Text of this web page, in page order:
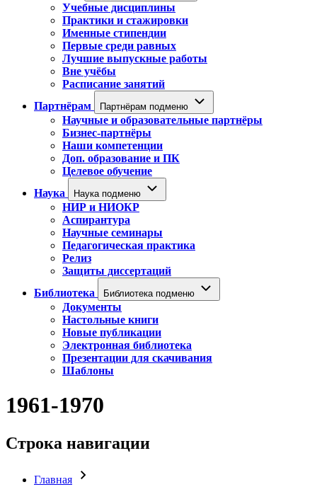
Учебные дисциплины
Практики и стажировки
Именные стипендии
Первые среди равных
Лучшие выпускные работы
Вне учёбы
Расписание занятий
Партнёрам
Партнёрам подменю
Научные и образовательные партнёры
Бизнес-партнёры
Наши компетенции
Доп. образование и ПК
Целевое обучение
Наука
Наука подменю
НИР и НИОКР
Аспирантура
Научные семинары
Педагогическая практика
Релиз
Защиты диссертаций
Библиотека
Библиотека подменю
Документы
Настольные книги
Новые публикации
Электронная библиотека
Презентации для скачивания
Шаблоны
1961-1970
Строка навигации
Главная